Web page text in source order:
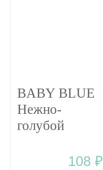
BABY BLUE
Нежно-
голубой
108 ₽